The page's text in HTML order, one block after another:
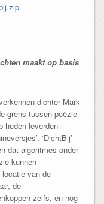
maakt op basis
dichter Mark
grens tussen poëzie
heden leverden
‘DichtBij’
dat algoritmes onder
kunnen
van de
de
zelfs, en nog